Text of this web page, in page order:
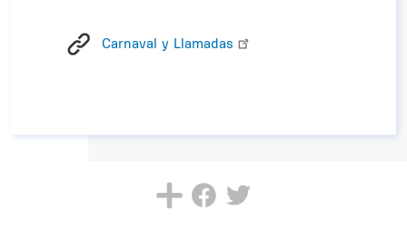
Carnaval y Llamadas